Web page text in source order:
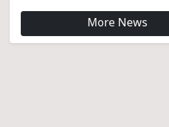
More News